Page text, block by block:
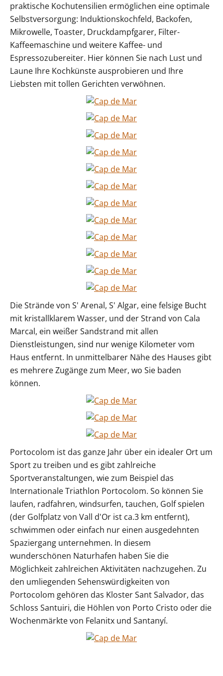
praktische Kochutensilien ermöglichen eine optimale
Selbstversorgung: Induktionskochfeld, Backofen,
Mikrowelle, Toaster, Druckdampfgarer, Filter-
Kaffeemaschine und weitere Kaffee- und
Espressozubereiter. Hier können Sie nach Lust und
Laune Ihre Kochkünste ausprobieren und Ihre
Liebsten mit tollen Gerichten verwöhnen.
Die Strände von S' Arenal, S' Algar, eine felsige Bucht
mit kristallklarem Wasser, und der Strand von Cala
Marcal, ein weißer Sandstrand mit allen
Dienstleistungen, sind nur wenige Kilometer vom
Haus entfernt. In unmittelbarer Nähe des Hauses gibt
es mehrere Zugänge zum Meer, wo Sie baden
können.
Portocolom ist das ganze Jahr über ein idealer Ort um
Sport zu treiben und es gibt zahlreiche
Sportveranstaltungen, wie zum Beispiel das
Internationale Triathlon Portocolom. So können Sie
laufen, radfahren, windsurfen, tauchen, Golf spielen
(der Golfplatz von Vall d'Or ist ca.3 km entfernt),
schwimmen oder einfach nur einen ausgedehnten
Spaziergang unternehmen. In diesem
wunderschönen Naturhafen haben Sie die
Möglichkeit zahlreichen Aktivitäten nachzugehen. Zu
den umliegenden Sehenswürdigkeiten von
Portocolom gehören das Kloster Sant Salvador, das
Schloss Santuiri, die Höhlen von Porto Cristo oder die
Wochenmärkte von Felanitx und Santanyí.